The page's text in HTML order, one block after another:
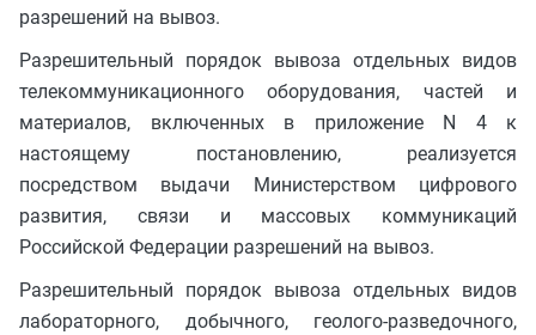
разрешений на вывоз.
Разрешительный порядок вывоза отдельных видов
телекоммуникационного оборудования, частей и
материалов, включенных в приложение N 4 к
настоящему постановлению, реализуется
посредством выдачи Министерством цифрового
развития, связи и массовых коммуникаций
Российской Федерации разрешений на вывоз.
Разрешительный порядок вывоза отдельных видов
лабораторного, добычного, геолого-разведочного,